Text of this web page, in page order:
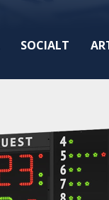
SOCIALT